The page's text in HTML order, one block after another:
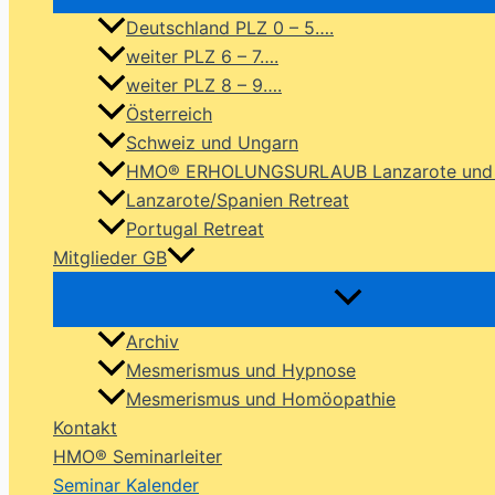
Deutschland PLZ 0 – 5….
weiter PLZ 6 – 7….
weiter PLZ 8 – 9….
Österreich
Schweiz und Ungarn
HMO® ERHOLUNGSURLAUB Lanzarote
Lanzarote/Spanien Retreat
Portugal Retreat
Mitglieder GB
Archiv
Mesmerismus und Hypnose
Mesmerismus und Homöopathie
Kontakt
HMO® Seminarleiter
Seminar Kalender